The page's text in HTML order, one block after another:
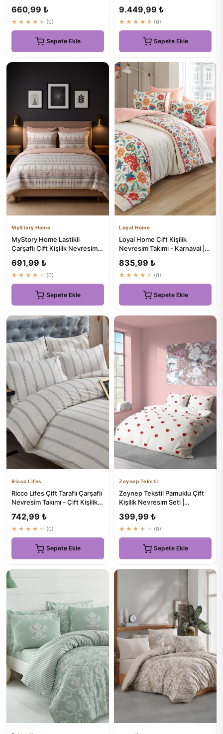
660,99 ₺
★★★★★ (0)
Sepete Ekle
9.449,99 ₺
★★★★★ (0)
Sepete Ekle
MyStory Home
MyStory Home Lastikli
Çarşaflı Çift Kişilik Nevresim
691,99 ₺
★★★★★ (0)
Sepete Ekle
Loyal Home
Loyal Home Çift Kişilik
Nevresim Takımı - Karnaval |
835,99 ₺
★★★★★ (0)
Sepete Ekle
Ricco Lifes
Ricco Lifes Çift Taraflı Çarşaflı
Nevresim Takımı - Çift Kişilik -
742,99 ₺
★★★★★ (0)
Sepete Ekle
Zeynep Tekstil
Zeynep Tekstil Pamuklu Çift
Kişilik Nevresim Seti |
399,99 ₺
★★★★★ (0)
Sepete Ekle